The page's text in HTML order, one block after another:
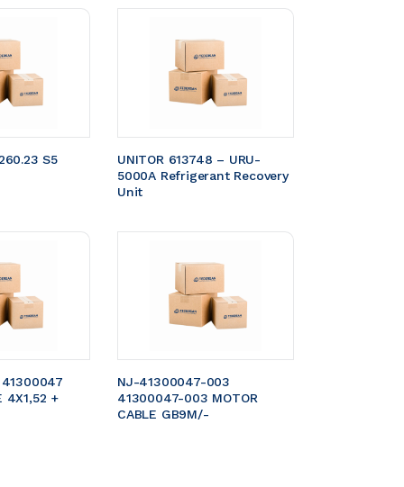
S5
UNITOR 613748 – URU-
5000A Refrigerant Recovery
Unit
4X1,52 +
NJ-41300047-003
41300047-003 MOTOR
CABLE GB9M/-